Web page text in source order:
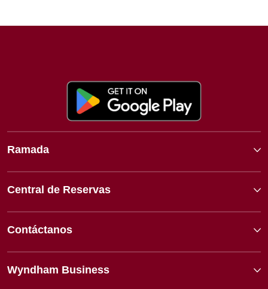
Ramada
Central de Reservas
Contáctanos
Wyndham Business